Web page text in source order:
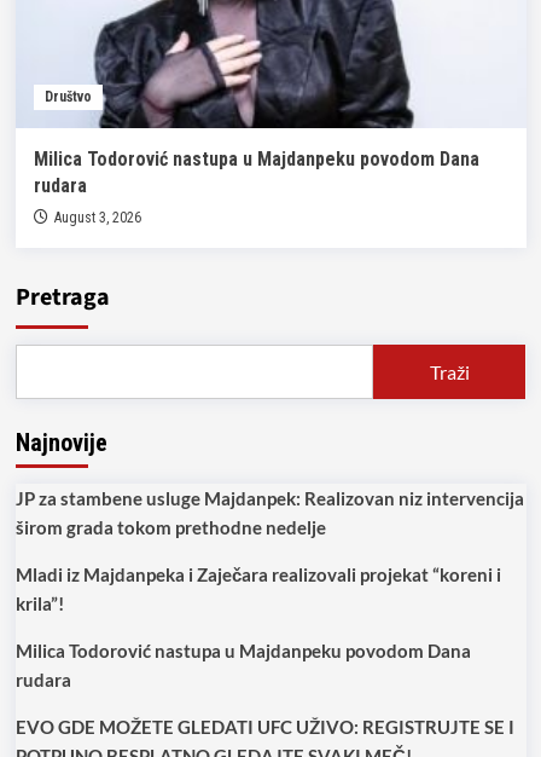
Društvo
Milica Todorović nastupa u Majdanpeku povodom Dana
rudara
August 3, 2026
Pretraga
Traži
Najnovije
JP za stambene usluge Majdanpek: Realizovan niz intervencija
širom grada tokom prethodne nedelje
Mladi iz Majdanpeka i Zaječara realizovali projekat “koreni i
krila”!
Milica Todorović nastupa u Majdanpeku povodom Dana
rudara
EVO GDE MOŽETE GLEDATI UFC UŽIVO: REGISTRUJTE SE I